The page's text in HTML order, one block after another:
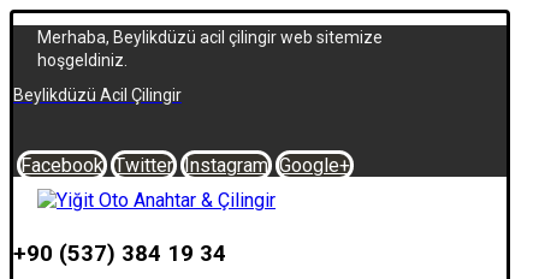
Merhaba, Beylikdüzü acil çilingir web sitemize
hoşgeldiniz.
Beylikdüzü Acil Çilingir
Facebook Twitter Instagram Google+
+90 (537) 384 19 34